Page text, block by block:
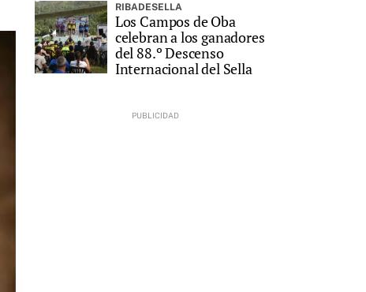
RIBADESELLA
Los Campos de Oba
celebran a los ganadores
del 88.º Descenso
Internacional del Sella